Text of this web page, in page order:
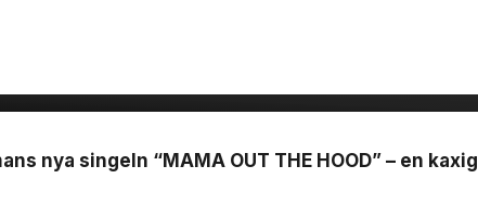
nya singeln “MAMA OUT THE HOOD” – en kaxig